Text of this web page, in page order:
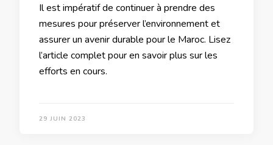
Il est impératif de continuer à prendre des
mesures pour préserver l’environnement et
assurer un avenir durable pour le Maroc. Lisez
l’article complet pour en savoir plus sur les
efforts en cours.
29 JUIN 2023